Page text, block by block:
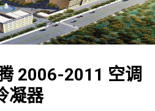
2006-2011 空调
凝器